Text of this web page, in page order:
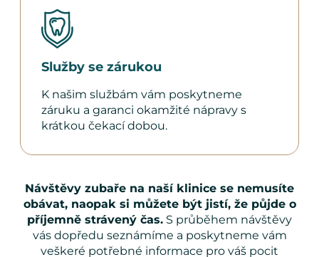
Služby se zárukou
K našim službám vám poskytneme
záruku a garanci okamžité nápravy s
krátkou čekací dobou.
Návštěvy zubaře na naší klinice se nemusíte
obávat, naopak si můžete být jistí, že půjde o
příjemně strávený čas. S průběhem návštěvy
vás dopředu seznámíme a poskytneme vám
veškeré potřebné informace pro váš pocit